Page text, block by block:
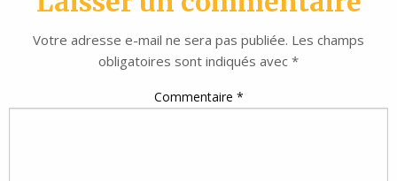
Votre adresse e-mail ne sera pas publiée. Les champs
obligatoires sont indiqués avec *
Commentaire *